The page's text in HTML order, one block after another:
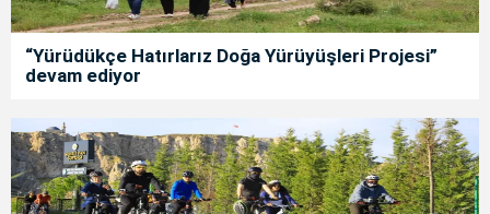
“Yürüdükçe Hatırlarız Doğa Yürüyüşleri Projesi”
devam ediyor